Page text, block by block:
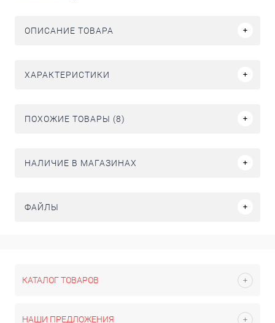
ОПИСАНИЕ ТОВАРА
ХАРАКТЕРИСТИКИ
ПОХОЖИЕ ТОВАРЫ (8)
НАЛИЧИЕ В МАГАЗИНАХ
ФАЙЛЫ
КАТАЛОГ ТОВАРОВ
НАШИ ПРЕДЛОЖЕНИЯ